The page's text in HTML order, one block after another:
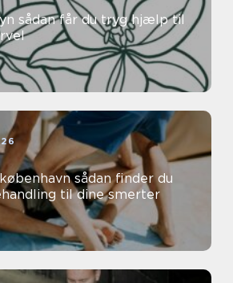
til
sådan finder du
til dine smerter